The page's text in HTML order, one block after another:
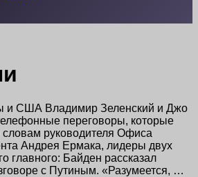
и США Владимир Зеленский и Джо
переговоры, которые
словам руководителя Офиса
Андрея Ермака, лидеры двух
главного: Байден рассказал
с Путиным. «Разумеется, …